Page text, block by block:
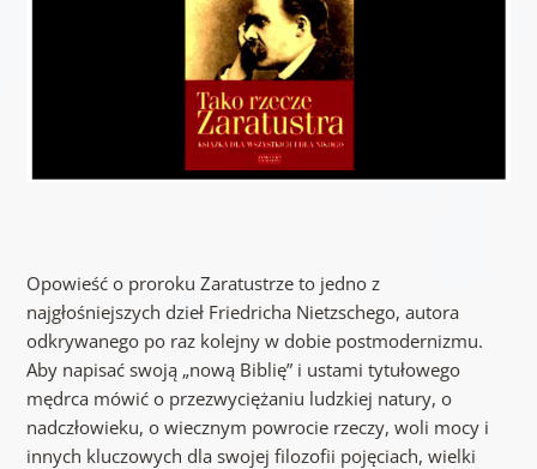
Opowieść o proroku Zaratustrze to jedno z
najgłośniejszych dzieł Friedricha Nietzschego, autora
odkrywanego po raz kolejny w dobie postmodernizmu.
Aby napisać swoją „nową Biblię” i ustami tytułowego
mędrca mówić o przezwyciężaniu ludzkiej natury, o
nadczłowieku, o wiecznym powrocie rzeczy, woli mocy i
innych kluczowych dla swojej filozofii pojęciach, wielki